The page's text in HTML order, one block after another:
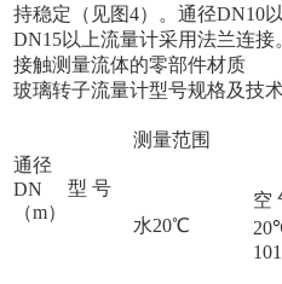
持稳定（见图4）。通径DN10
DN15以上流量计采用法兰连接
接触测量流体的零部件材质
玻璃转子流量计型号规格及技
通径
DN
（m）
型 号
测量范围
水20℃
空